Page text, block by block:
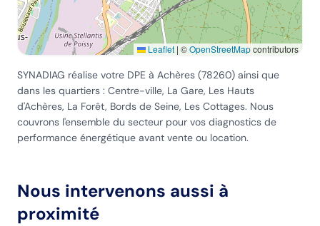
Leaflet | ©OpenStreetMapcontributors
SYNADIAG réalise votre DPE à Achères (78260) ainsi que
dans les quartiers : Centre-ville, La Gare, Les Hauts
d'Achères, La Forêt, Bords de Seine, Les Cottages. Nous
couvrons l'ensemble du secteur pour vos diagnostics de
performance énergétique avant vente ou location.
Nous intervenons aussi à
proximité